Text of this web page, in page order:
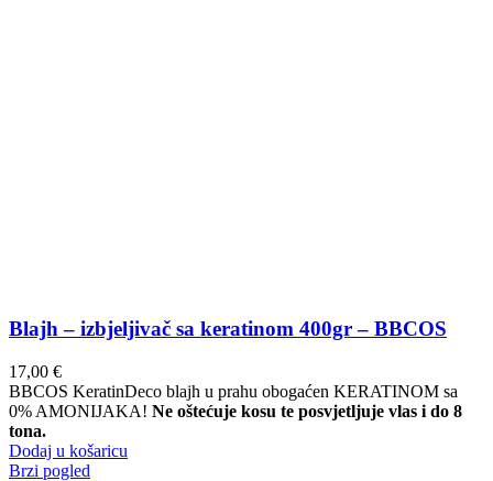
Blajh – izbjeljivač sa keratinom 400gr – BBCOS
17,00 €
BBCOS KeratinDeco blajh u prahu obogaćen KERATINOM sa
0% AMONIJAKA! Ne oštećuje kosu te posvjetljuje vlas i do 8
tona.
Dodaj u košaricu
Brzi pogled